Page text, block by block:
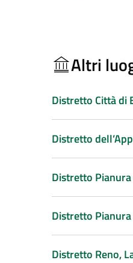
Altri
Distretto Città di
Distretto
Distretto
Distretto
Distretto Reno,